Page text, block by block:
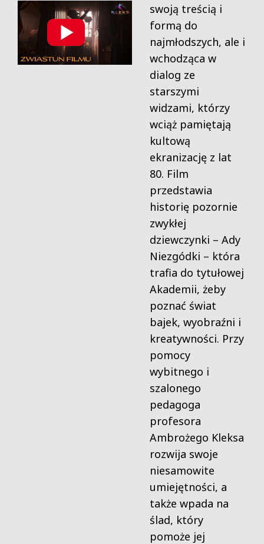
swoją treścią i
formą do
najmłodszych, ale i
wchodząca w
dialog ze
starszymi
widzami, którzy
wciąż pamiętają
kultową
ekranizację z lat
80. Film
przedstawia
historię pozornie
zwykłej
dziewczynki – Ady
Niezgódki – która
trafia do tytułowej
Akademii, żeby
poznać świat
bajek, wyobraźni i
kreatywności. Przy
pomocy
wybitnego i
szalonego
pedagoga
profesora
Ambrożego Kleksa
rozwija swoje
niesamowite
umiejętności, a
także wpada na
ślad, który
pomoże jej